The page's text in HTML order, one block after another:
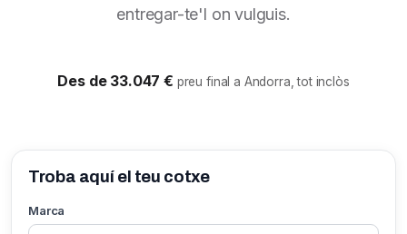
entregar-te'l on vulguis.
Des de 33.047 € preu final a Andorra, tot inclòs
Troba aquí el teu cotxe
Marca